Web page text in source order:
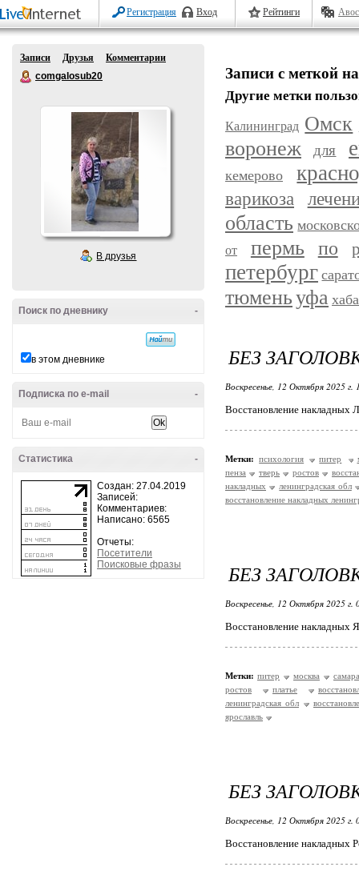
Регистрация Вход Рейтинги
Записи Друзья
Комментарии
comgalosub20
В друзья
-
Поиск по дневнику
в этом дневнике
-
Подписка по e-mail
-
Статистика
Создан: 27.04.2019
Записей:
Комментариев:
Написано: 6565
Отчеты:
Посетители
Поисковые фразы
Записи с меткой
Другие метки
Калининград Омск
воронеж для
кемерово
варикоза
область
от пермь по
петербург
тюменьуфа
БЕЗ
Воскресенье, 12 Октября 2025
Восстановление накладных
Метки: психология питер
пенза
тверь ростов
накладных
ленинградская обл
восстановление накладных
БЕЗ
Воскресенье, 12 Октября 2025
Восстановление накладных
Метки: питер москва
самара
ростов
платье
ленинградская обл
ярославль
БЕЗ
Воскресенье, 12 Октября 2025
Восстановление накладных